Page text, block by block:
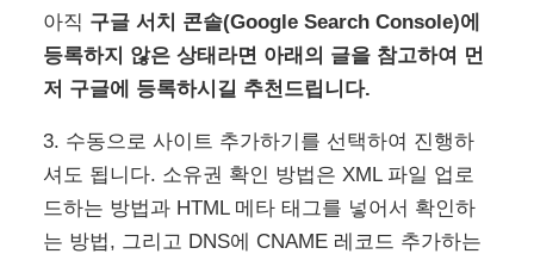
아직 구글 서치 콘솔(Google Search Console)에
등록하지 않은 상태라면 아래의 글을 참고하여 먼
저 구글에 등록하시길 추천드립니다.
3. 수동으로 사이트 추가하기를 선택하여 진행하
셔도 됩니다. 소유권 확인 방법은 XML 파일 업로
드하는 방법과 HTML 메타 태그를 넣어서 확인하
는 방법, 그리고 DNS에 CNAME 레코드 추가하는